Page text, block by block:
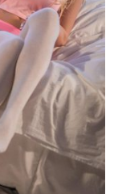
possono
essere
scelte
nella
pagina
prodotto